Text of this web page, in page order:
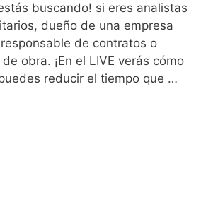
buscando! si eres analistas
dueño de una empresa
de contratos o
obra. ¡En el LIVE verás cómo
reducir el tiempo que …